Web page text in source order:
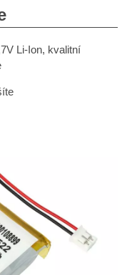
Li-Ion, kvalitní